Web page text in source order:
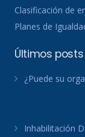
Clasificación de
Planes de
Últimos posts
¿Puede su
Inhabilitación